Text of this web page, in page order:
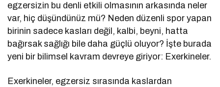
egzersizin bu denli etkili olmasının arkasında neler
var, hiç düşündünüz mü? Neden düzenli spor yapan
birinin sadece kasları değil, kalbi, beyni, hatta
bağırsak sağlığı bile daha güçlü oluyor? İşte burada
yeni bir bilimsel kavram devreye giriyor: Exerkineler.
Exerkineler, egzersiz sırasında kaslardan